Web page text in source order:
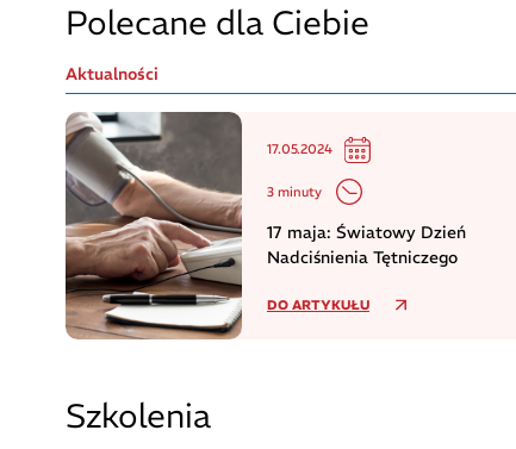
Polecane dla Ciebie
Aktualności
17.05.2024
3 minuty
17 maja: Światowy Dzień
Nadciśnienia Tętniczego
DO ARTYKUŁU
Szkolenia